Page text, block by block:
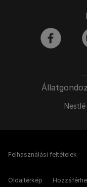
facebook
Felhasználási feltételek
Oldaltérkép